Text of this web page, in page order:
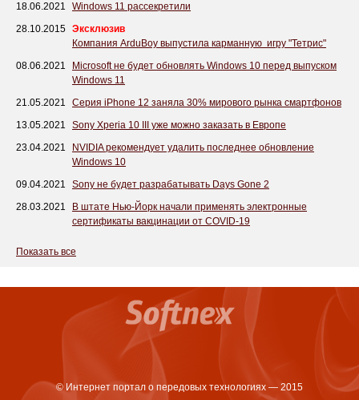
18.06.2021
Windows 11 рассекретили
28.10.2015 Эксклюзив
Компания ArduBoy выпустила карманную игру "Тетрис"
08.06.2021
Microsoft не будет обновлять Windows 10 перед выпуском
Windows 11
21.05.2021
Серия iPhone 12 заняла 30% мирового рынка смартфонов
13.05.2021
Sony Xperia 10 III уже можно заказать в Европе
23.04.2021
NVIDIA рекомендует удалить последнее обновление
Windows 10
09.04.2021
Sony не будет разрабатывать Days Gone 2
28.03.2021
В штате Нью-Йорк начали применять электронные
сертификаты вакцинации от COVID-19
Показать все
© Интернет портал о передовых технологиях — 2015